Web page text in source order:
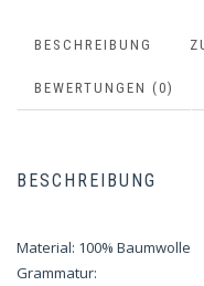
BESCHREIBUNG
BEWERTUNGEN (0)
BESCHREIBUNG
Material: 100% Baumwolle
Grammatur: